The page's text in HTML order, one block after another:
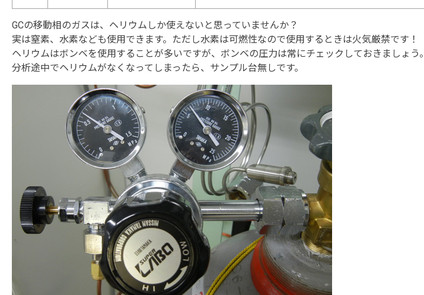
GCの移動相のガスは、ヘリウムしか使えないと思っていませんか？
実は窒素、水素なども使用できます。ただし水素は可燃性なので使用するときは火気厳禁です！
ヘリウムはボンベを使用することが多いですが、ボンベの圧力は常にチェックしておきましょう。
分析途中でヘリウムがなくなってしまったら、サンプル台無しです。